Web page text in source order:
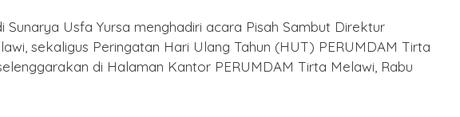
Sunarya Usfa Yursa menghadiri acara Pisah Sambut Direktur
sekaligus Peringatan Hari Ulang Tahun (HUT) PERUMDAM Tirta
di Halaman Kantor PERUMDAM Tirta Melawi, Rabu